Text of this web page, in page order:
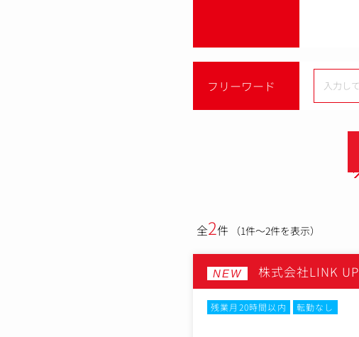
フリーワード
全2件 （1件～2件を表示）
NEW 株式会社LINK UP
残業月20時間以内
転勤なし